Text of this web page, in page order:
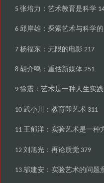
5 张培力 ： 艺术教育是科学
6 邱岸雄： 探索艺术与科学
7 杨福东： 无限的电影 217
8 胡介鸣： 重估新媒体251
9 徐震 ： 艺术是一种人生实践
10 武小川 ： 教育即艺术311
11 王郁洋： 实验艺术是一种
12 刘旭光： 再论质觉379
13 邬建安： 实验艺术的问题